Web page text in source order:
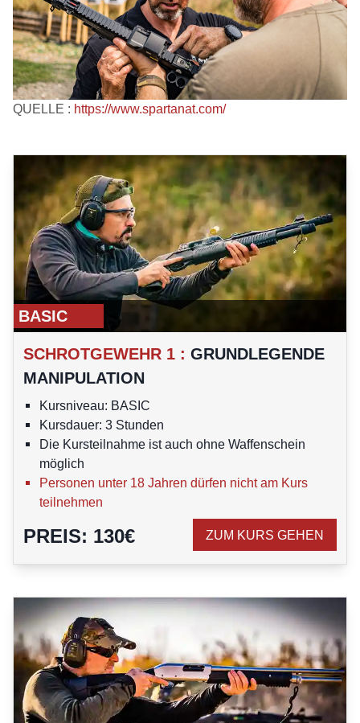
QUELLE : https://www.spartanat.com/
BASIC
SCHROTGEWEHR 1 : GRUNDLEGENDE
MANIPULATION
Kursniveau: BASIC
Kursdauer: 3 Stunden
Die Kursteilnahme ist auch ohne Waffenschein
möglich
Personen unter 18 Jahren dürfen nicht am Kurs
teilnehmen
PREIS: 130€ ZUM KURS GEHEN